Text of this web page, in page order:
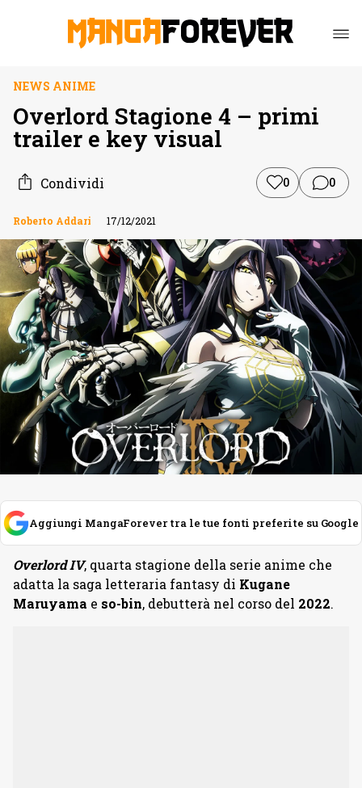
NEWS ANIME
Overlord Stagione 4 – primi
trailer e key visual
Condividi 0 0
Roberto Addari 17/12/2021
Aggiungi MangaForever tra le tue fonti preferite su Google
Overlord IV, quarta stagione della serie anime che
adatta la saga letteraria fantasy di Kugane
Maruyama e so-bin, debutterà nel corso del 2022.